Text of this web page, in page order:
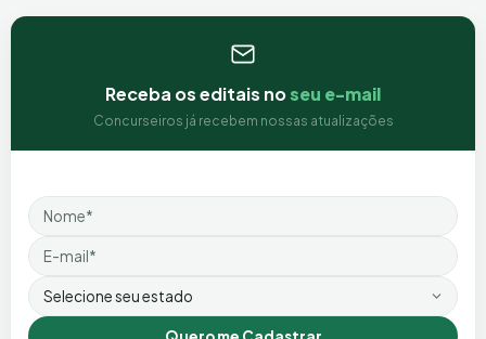
Receba os editais noseu e-mail
Concurseiros já recebem nossas atualizações
Nome
Email
Estado